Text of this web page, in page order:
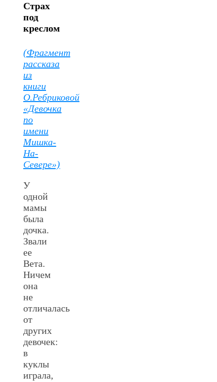
Страх
под
креслом
(Фрагмент
рассказа
из
книги
О.Ребриковой
«Девочка
по
имени
Мишка-
На-
Севере»)
У
одной
мамы
была
дочка.
Звали
ее
Вета.
Ничем
она
не
отличалась
от
других
девочек:
в
куклы
играла,